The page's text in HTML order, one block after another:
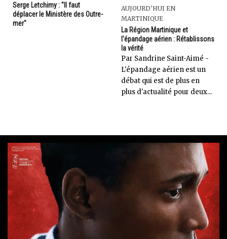
Serge Letchimy : "Il faut
déplacer le Ministère des Outre-
mer"
AUJOURD'HUI EN
MARTINIQUE
La Région Martinique et
l'épandage aérien : Rétablissons
la vérité
Par Sandrine Saint-Aimé -
L'épandage aérien est un
débat qui est de plus en
plus d'actualité pour deux...